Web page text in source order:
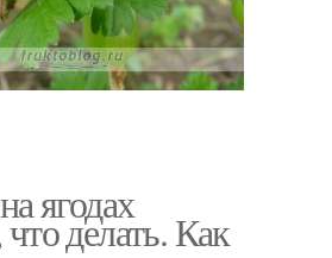
ягодах
делать. Как